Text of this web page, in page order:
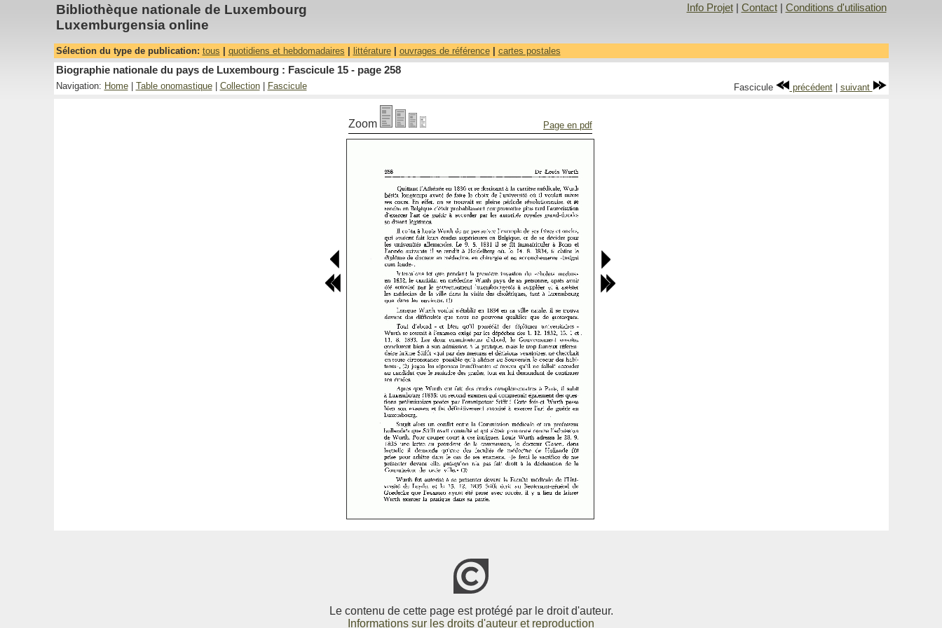
Bibliothèque nationale de Luxembourg
Luxemburgensia online
Info Projet| Contact| Conditions d'utilisation
Sélection du type de publication: tous quotidiens et hebdomadaires littérature| ouvrages de référence| cartes postales
Biographie nationale du pays de Luxembourg : Fascicule 15 - page 258
Navigation: Home| Table onomastique| Collection| Fascicule Fascicule précédent| suivant
Zoom Page en pdf
Le contenu de cette page est protégé par le droit d'auteur.
Informations sur les droits d'auteur et reproduction